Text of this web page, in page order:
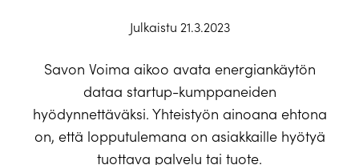
Julkaistu 21.3.2023
Savon Voima aikoo avata energiankäytön
dataa startup-kumppaneiden
hyödynnettäväksi. Yhteistyön ainoana ehtona
on, että lopputulemana on asiakkaille hyötyä
tuottava palvelu tai tuote.